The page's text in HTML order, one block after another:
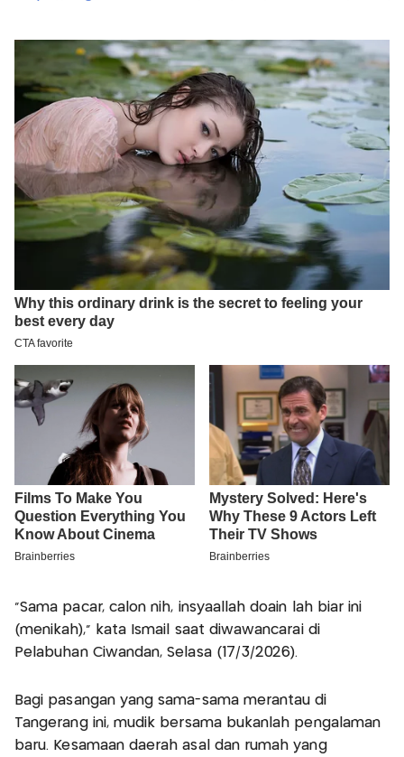
"Sama pacar, calon nih, insyaallah doain lah biar ini
(menikah)," kata Ismail saat diwawancarai di
Pelabuhan Ciwandan, Selasa (17/3/2026).
Bagi pasangan yang sama-sama merantau di
Tangerang ini, mudik bersama bukanlah pengalaman
baru. Kesamaan daerah asal dan rumah yang